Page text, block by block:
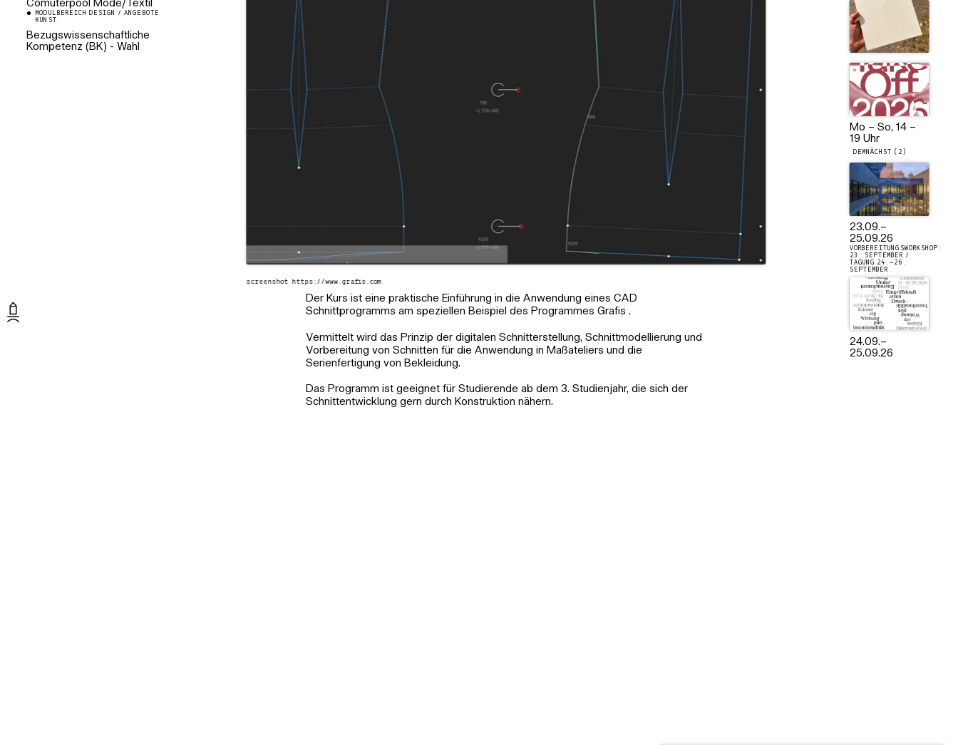
screenshot https://www.grafis.com
Der Kurs ist eine praktische Einführung in die Anwendung eines CAD
Schnittprogramms am speziellen Beispiel des Programmes Grafis .
Vermittelt wird das Prinzip der digitalen Schnitterstellung, Schnittmodellierung und
Vorbereitung von Schnitten für die Anwendung in Maßateliers und die
Serienfertigung von Bekleidung.
Das Programm ist geeignet für Studierende ab dem 3. Studienjahr, die sich der
Schnittentwicklung gern durch Konstruktion nähern.
Mo – So, 14 –
19 Uhr
DEMNÄCHST (2)
23.09.–
25.09.26
VORBEREITUNGSWORKSHOP:
23. SEPTEMBER /
TAGUNG 24.–26.
SEPTEMBER
24.09.–
25.09.26
Comuterpool Mode/Textil
MODULBEREICH DESIGN / ANGEBOTE
KUNST
Bezugswissenschaftliche
Kompetenz (BK) - Wahl